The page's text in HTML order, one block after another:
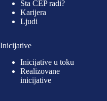
Šta CEP radi?
Karijera
Ljudi
Inicijative
Inicijative u toku
Realizovane
inicijative